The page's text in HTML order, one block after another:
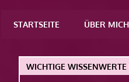
WordPress-
STARTSEITE ÜBER MICH
WICHTIGE